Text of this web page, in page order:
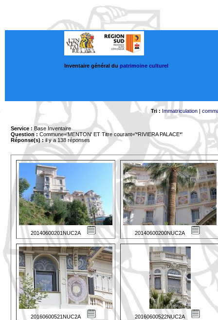
Inventaire général du patrimoine culturel
Tri : Immatriculation|
Service : Base Inventaire
Question : Commune='MENTON' ET Titre courant='*RIVIERA PALACE*'
Réponse(s) :il y a 138 réponses
20140600201NUC2A 20140600200NUC2A
20160600521NUC2A 20160600522NUC2A